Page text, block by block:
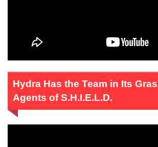
Hydra Has the Team in Its
Agents of S.H.I.E.L.D.